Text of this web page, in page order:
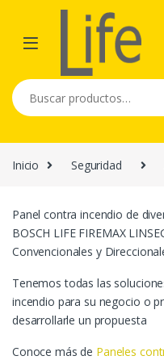
Skip to navigation
Skip to content
Buscar por:
Inicio Seguridad
Panel contra incendio de
BOSCH LIFE FIREMAX
Convencionales y
Tenemos todas las
incendio para su negocio o
desarrollarle un propuesta
Conoce más de Paneles